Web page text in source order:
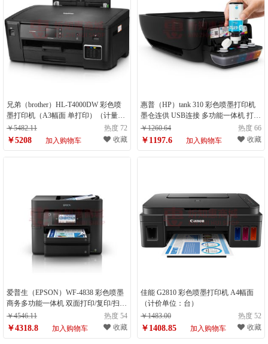
兄弟（brother）HL-T4000DW 彩色喷
墨打印机（A3幅面 单打印）（计量单
位：台）
￥5482.11 热度 72
￥5208 加入购物车 收藏
惠普（HP）tank 310 彩色喷墨打印机
墨仓连供 USB连接 多功能一体机 打
印/复印/扫描（计量单位：台）
￥1260.64 热度 66
￥1197.6 加入购物车 收藏
爱普生（EPSON）WF-4838 彩色喷墨
商务多功能一体机 双面打印/复印/扫
描/传真 中小型办公 （计量单位：台）
￥4546.11 热度 54
￥4318.8 加入购物车 收藏
佳能 G2810 彩色喷墨打印机 A4幅面
（计价单位：台）
￥1483.00
热度 52
￥1408.85 加入购物车 收藏